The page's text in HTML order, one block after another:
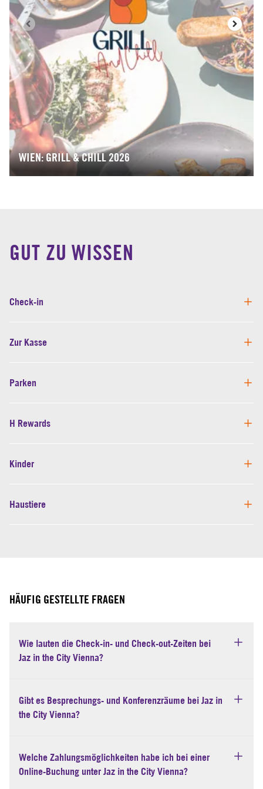
WIEN: GRILL & CHILL 2026
GUT ZU WISSEN
Check-in
Zur Kasse
Parken
H Rewards
Kinder
Haustiere
HÄUFIG GESTELLTE FRAGEN
Wie lauten die Check-in- und Check-out-Zeiten bei
Jaz in the City Vienna?
Gibt es Besprechungs- und Konferenzräume bei Jaz in
the City Vienna?
Welche Zahlungsmöglichkeiten habe ich bei einer
Online-Buchung unter Jaz in the City Vienna?